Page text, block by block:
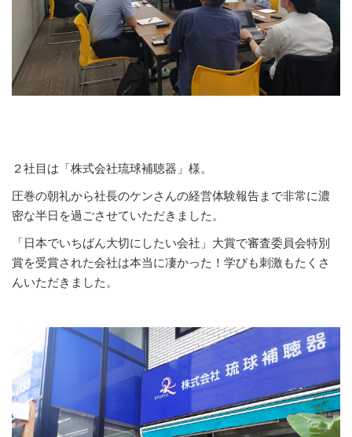
２社目は「株式会社琉球補聴器」様。
圧巻の朝礼から社長のケンさんの経営体験報告まで非常に濃
密な半日を過ごさせていただきました。
「日本でいちばん大切にしたい会社」大賞で審査委員会特別
賞を受賞された会社は本当に凄かった！学びも刺激もたくさ
んいただきました。